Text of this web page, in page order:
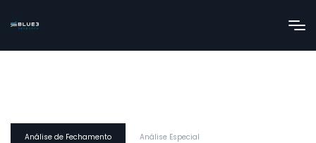
Análise de Fechamento Análise Especial